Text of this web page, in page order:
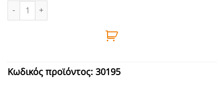
ΣΥΡΜΑΤΟΣΧΟΙΝΟ ΓΑΛΒΑΝΙΖΕ 5mm 10m ποσότητα
Κωδικός προϊόντος: 30195